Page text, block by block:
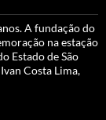
A fundação do
na estação
Estado de São
Costa Lima,